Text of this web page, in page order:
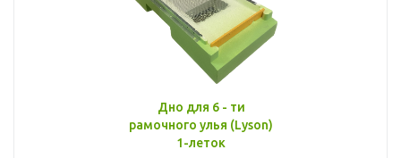
Дно для 6 - ти
рамочного улья (Lyson)
1-леток